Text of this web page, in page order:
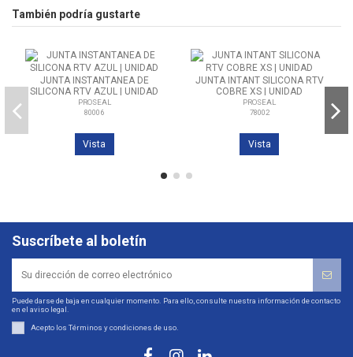
También podría gustarte
JUNTA INSTANTANEA DE
SILICONA RTV AZUL | UNIDAD
PROSEAL
80006
Vista
JUNTA INTANT SILICONA RTV
COBRE XS | UNIDAD
PROSEAL
78002
Vista
Suscríbete al boletín
Puede darse de baja en cualquier momento. Para ello, consulte nuestra información de contacto
en el aviso legal.
Acepto los Términos y condiciones de uso